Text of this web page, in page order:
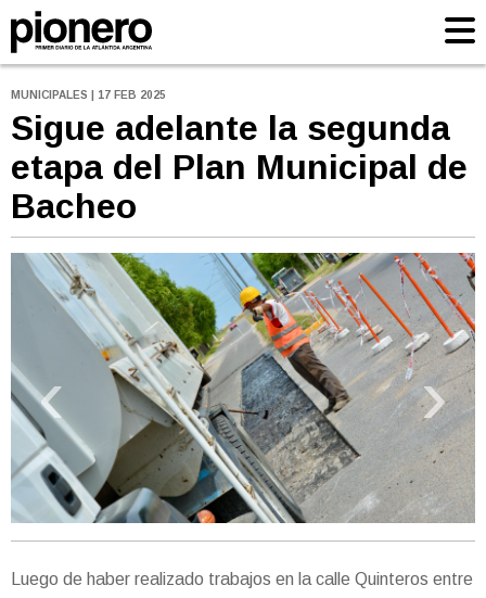
MUNICIPALES | 17 FEB 2025
Sigue adelante la segunda
etapa del Plan Municipal de
Bacheo
‹ ›
Luego de haber realizado trabajos en la calle Quinteros entre